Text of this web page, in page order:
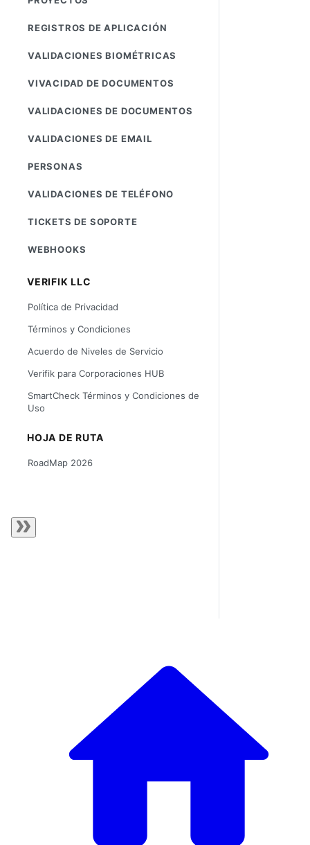
REGISTROS DE APLICACIÓN
VALIDACIONES BIOMÉTRICAS
VIVACIDAD DE DOCUMENTOS
VALIDACIONES DE DOCUMENTOS
VALIDACIONES DE EMAIL
PERSONAS
VALIDACIONES DE TELÉFONO
TICKETS DE SOPORTE
WEBHOOKS
VERIFIK LLC
Política de Privacidad
Términos y Condiciones
Acuerdo de Niveles de Servicio
Verifik para Corporaciones HUB
SmartCheck Términos y Condiciones de
Uso
HOJA DE RUTA
RoadMap 2026